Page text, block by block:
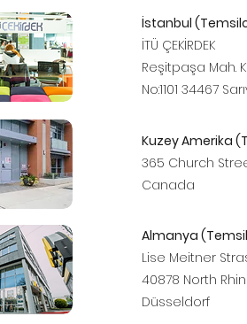
İstanbul
İTÜ ÇEKİRDEK
Reşitpaşa Mah.
No:1101 34467
Kuzey Amerika
365 Church
Canada
Almanya
Lise Meitner
40878 North
Düsseldorf